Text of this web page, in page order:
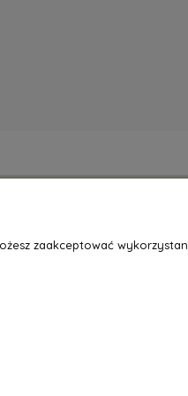
Kontakt
zaakceptować